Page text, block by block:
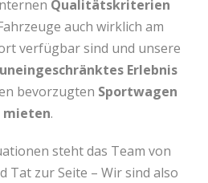
Qualitätskriterien
auch wirklich am
verfügbar sind und unsere
uneingeschränktes Erlebnis
bevorzugten Sportwagen
mieten.
steht das Team von
Tat zur Seite – Wir sind also